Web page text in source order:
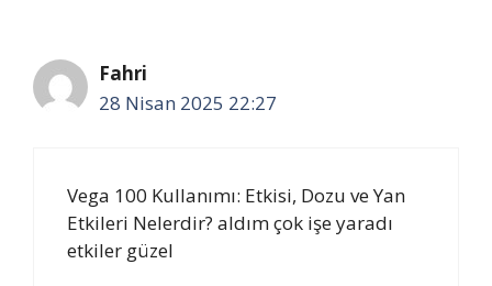
Fahri
28 Nisan 2025 22:27
Vega 100 Kullanımı: Etkisi, Dozu ve Yan
Etkileri Nelerdir? aldım çok işe yaradı
etkiler güzel